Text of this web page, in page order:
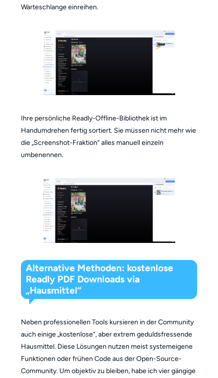
Warteschlange einreihen.
Ihre persönliche Readly-Offline-Bibliothek ist im
Handumdrehen fertig sortiert. Sie müssen nicht mehr wie
die „Screenshot-Fraktion“ alles manuell einzeln
umbenennen.
Alternative Methoden: kostenlose
Readly PDF Downloads via
„Hausmittel“
Neben professionellen Tools kursieren in der Community
auch einige „kostenlose“, aber extrem geduldsfressende
Hausmittel. Diese Lösungen nutzen meist systemeigene
Funktionen oder frühen Code aus der Open-Source-
Community. Um objektiv zu bleiben, habe ich vier gängige